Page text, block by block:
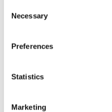
Selection
Necessary
Preferences
Statistics
Marketing
intercambio con las
manera de virtual, se
manera presencial.
En el 2021 milONGa
primeras experiencias